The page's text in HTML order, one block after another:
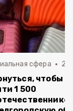
сфера 20
чтобы
1 500